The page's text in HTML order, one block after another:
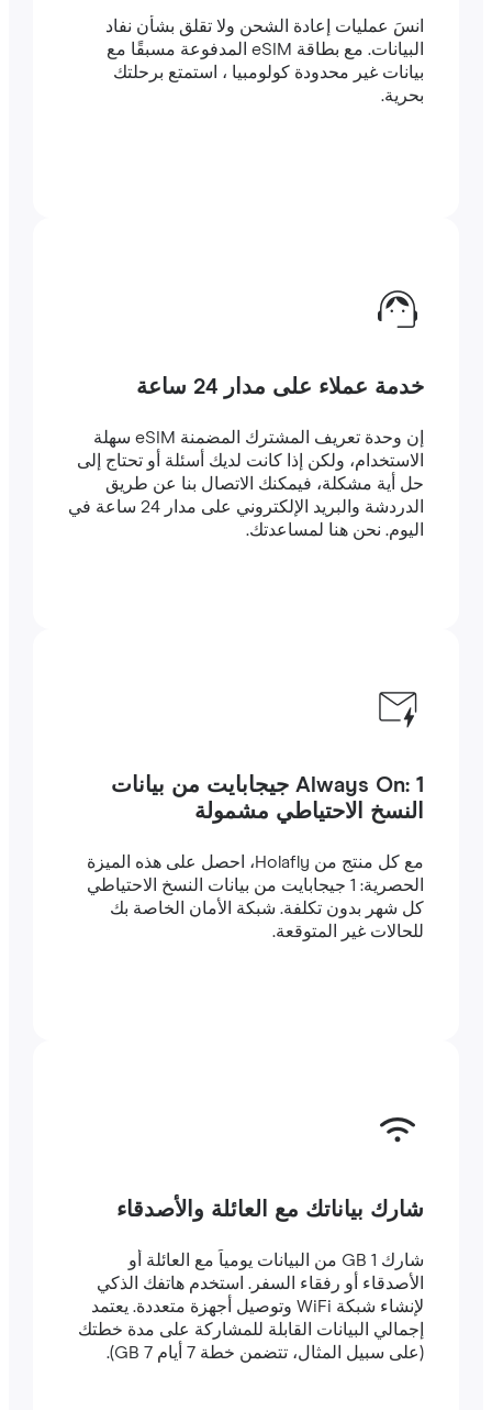
انسَ عمليات إعادة الشحن ولا تقلق بشأن نفاد
البيانات. مع بطاقة eSIM المدفوعة مسبقًا مع
بيانات غير محدودة كولومبيا ، استمتع برحلتك
خدمة عملاء على مدار 24 ساعة
إن وحدة تعريف المشترك المضمنة eSIM سهلة
الاستخدام، ولكن إذا كانت لديك أسئلة أو تحتاج إلى
حل أية مشكلة، فيمكنك الاتصال بنا عن طريق
الدردشة والبريد الإلكتروني على مدار 24 ساعة في
اليوم. نحن هنا لمساعدتك.
Always On: 1 جيجابايت من بيانات
النسخ الاحتياطي مشمولة
مع كل منتج من Holafly، احصل على هذه الميزة
الحصرية: 1 جيجابايت من بيانات النسخ الاحتياطي
كل شهر بدون تكلفة. شبكة الأمان الخاصة بك
للحالات غير المتوقعة.
شارك بياناتك مع العائلة والأصدقاء
شارك 1 GB من البيانات يومياً مع العائلة أو
الأصدقاء أو رفقاء السفر. استخدم هاتفك الذكي
لإنشاء شبكة WiFi وتوصيل أجهزة متعددة. يعتمد
إجمالي البيانات القابلة للمشاركة على مدة خطتك
(على سبيل المثال، تتضمن خطة 7 أيام 7 GB).